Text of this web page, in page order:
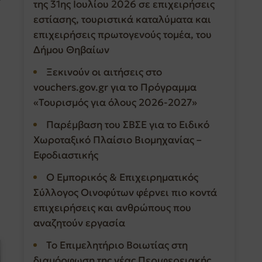
της 31ης Ιουλίου 2026 σε επιχειρήσεις
εστίασης, τουριστικά καταλύματα και
επιχειρήσεις πρωτογενούς τομέα, του
Δήμου Θηβαίων
Ξεκινούν οι αιτήσεις στο
vouchers.gov.gr για το Πρόγραμμα
«Τουρισμός για όλους 2026-2027»
Παρέμβαση του ΣΒΣΕ για το Ειδικό
Χωροταξικό Πλαίσιο Βιομηχανίας –
Εφοδιαστικής
Ο Εμπορικός & Επιχειρηματικός
Σύλλογος Οινοφύτων φέρνει πιο κοντά
επιχειρήσεις και ανθρώπους που
αναζητούν εργασία
Το Επιμελητήριο Βοιωτίας στη